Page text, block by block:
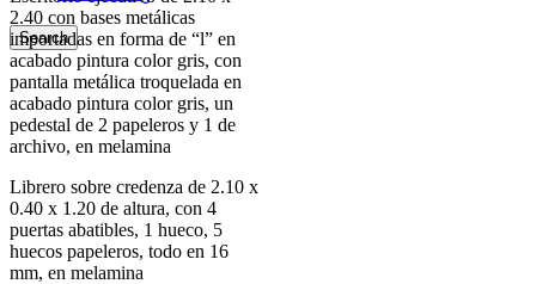
Search
2.40 con bases metálicas
importadas en forma de “l” en
acabado pintura color gris, con
pantalla metálica troquelada en
acabado pintura color gris, un
pedestal de 2 papeleros y 1 de
archivo, en melamina
Librero sobre credenza de 2.10 x
0.40 x 1.20 de altura, con 4
puertas abatibles, 1 hueco, 5
huecos papeleros, todo en 16
mm, en melamina